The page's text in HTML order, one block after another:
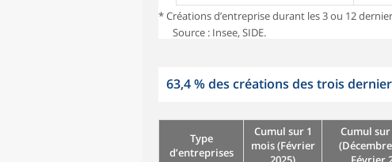
* Créations d’entreprise durant les 3 ou 12
Source : Insee, SIDE.
63,4 % des créations des trois
Type
d’entreprises
Cumul sur 1
mois (Février
Cumul